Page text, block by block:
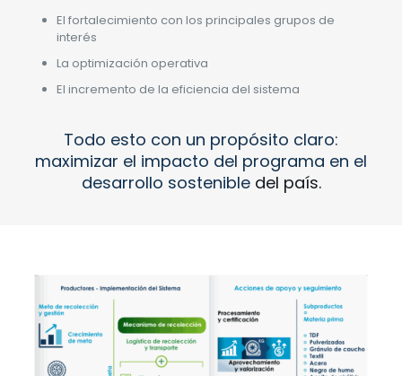
El fortalecimiento con los principales grupos de
interés
La optimización operativa
El incremento de la eficiencia del sistema
Todo esto con un propósito claro:
maximizar el impacto del programa en el
desarrollo sostenible del país.